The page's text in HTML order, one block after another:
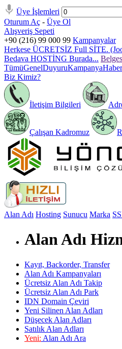
Üye İşlemleri
Oturum Aç - Üye Ol
Alışveriş Sepeti
+90 (216) 99 000 99 Kampanyalar
Herkese ÜCRETSİZ Full SİTE.
Bedava HOSTİNG Burada...
TümüGenelDuyuruKampanyaHaber
Biz Kimiz?
İletişim Bilgileri
Çalışan Kadromuz
Alan Adı Hosting Sunucu Marka
Alan Adı
Kayıt, Backorder, Transfer
Alan Adı Kampanyaları
Ücretsiz Alan Adı Takip
Ücretsiz Alan Adı Park
IDN Domain Çeviri
Yeni Silinen Alan Adları
Düşecek Alan Adları
Satılık Alan Adları
Yeni: Alan Adı Ara